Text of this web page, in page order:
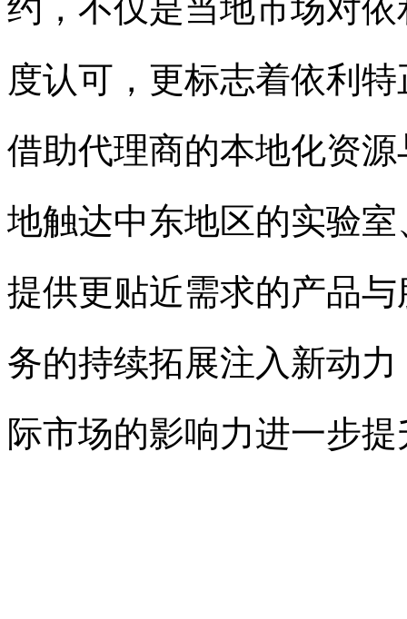
约，不仅是当地市场对
度认可，更标志着依利
借助代理商的本地化资
地触达中东地区的实验
提供更贴近需求的产品
务的持续拓展注入新动
际市场的影响力进一步提